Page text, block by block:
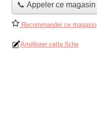
📞 Appeler ce magasin
Recommander ce magasin
Améliorer cette fiche